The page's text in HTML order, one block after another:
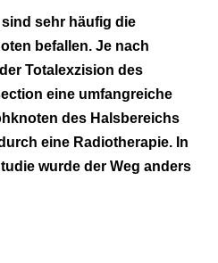
sehr häufig die
befallen. Je nach
Totalexzision des
eine umfangreiche
des Halsbereichs
eine Radiotherapie. In
wurde der Weg anders